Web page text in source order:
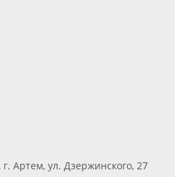
Артем, ул. Дзержинского, 27